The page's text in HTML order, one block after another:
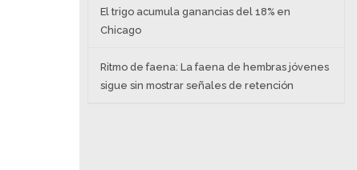
El trigo acumula ganancias del 18% en
Chicago
Ritmo de faena: La faena de hembras jóvenes
sigue sin mostrar señales de retención